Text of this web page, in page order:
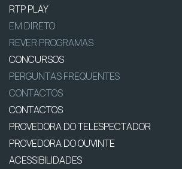
RTP PLAY
EM DIRETO
REVER PROGRAMAS
CONCURSOS
PERGUNTAS FREQUENTES
CONTACTOS
CONTACTOS
PROVEDORA DO TELESPECTADOR
PROVEDORA DO OUVINTE
ACESSIBILIDADES